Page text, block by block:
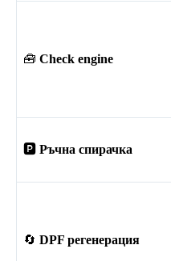
🧰 Check engine
🅿️ Ръчна спирачка
🔄 DPF регенерация